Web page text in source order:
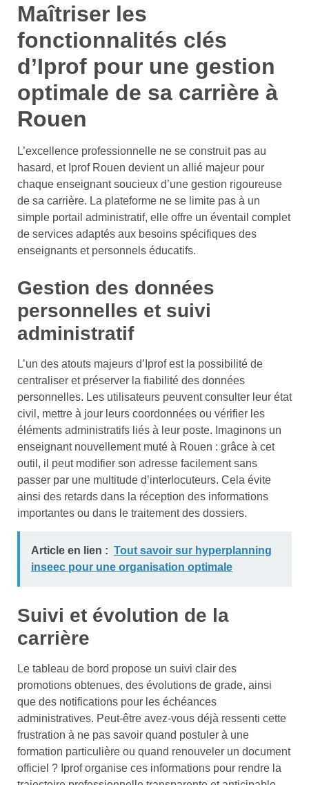
Maîtriser les
fonctionnalités clés
d’Iprof pour une gestion
optimale de sa carrière à
Rouen
L’excellence professionnelle ne se construit pas au
hasard, et Iprof Rouen devient un allié majeur pour
chaque enseignant soucieux d’une gestion rigoureuse
de sa carrière. La plateforme ne se limite pas à un
simple portail administratif, elle offre un éventail complet
de services adaptés aux besoins spécifiques des
enseignants et personnels éducatifs.
Gestion des données
personnelles et suivi
administratif
L’un des atouts majeurs d’Iprof est la possibilité de
centraliser et préserver la fiabilité des données
personnelles. Les utilisateurs peuvent consulter leur état
civil, mettre à jour leurs coordonnées ou vérifier les
éléments administratifs liés à leur poste. Imaginons un
enseignant nouvellement muté à Rouen : grâce à cet
outil, il peut modifier son adresse facilement sans
passer par une multitude d’interlocuteurs. Cela évite
ainsi des retards dans la réception des informations
importantes ou dans le traitement des dossiers.
Article en lien : Tout savoir sur hyperplanning
inseec pour une organisation optimale
Suivi et évolution de la
carrière
Le tableau de bord propose un suivi clair des
promotions obtenues, des évolutions de grade, ainsi
que des notifications pour les échéances
administratives. Peut-être avez-vous déjà ressenti cette
frustration à ne pas savoir quand postuler à une
formation particulière ou quand renouveler un document
officiel ? Iprof organise ces informations pour rendre la